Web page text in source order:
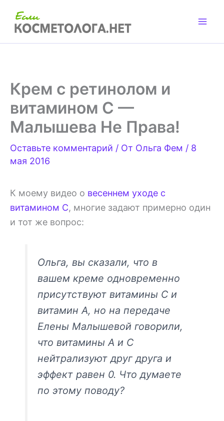
содержимому
Крем с ретинолом и
витамином С —
Малышева Не Права!
Оставьте комментарий / От Ольга Фем / 8
мая 2016
К моему видео о весеннем уходе с
витамином С, многие задают примерно один
и тот же вопрос:
Ольга, вы сказали, что в
вашем креме одновременно
присутствуют витамины C и
витамин А, но на передаче
Елены Малышевой говорили,
что витамины А и С
нейтрализуют друг друга и
эффект равен 0. Что думаете
по этому поводу?